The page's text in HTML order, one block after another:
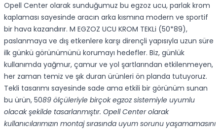
Opell Center olarak sunduğumuz bu egzoz ucu, parlak krom
kaplaması sayesinde aracın arka kısmına modern ve sportif
bir hava kazandırır. M EGZOZ UCU KROM TEKLi (50*89),
paslanmaya ve dış etkenlere karşı dirençli yapısıyla uzun süre
ilk günkü görünümünü korumayı hedefler. Biz, günlük
kullanımda yağmur, çamur ve yol şartlarından etkilenmeyen,
her zaman temiz ve şık duran ürünleri ön planda tutuyoruz.
Tekli tasarımı sayesinde sade ama etkili bir görünüm sunan
bu ürün, 5089 ölçüleriyle birçok egzoz sistemiyle uyumlu
olacak şekilde tasarlanmıştır. Opell Center olarak
kullanıcılarımızın montaj sırasında uyum sorunu yaşamamasını